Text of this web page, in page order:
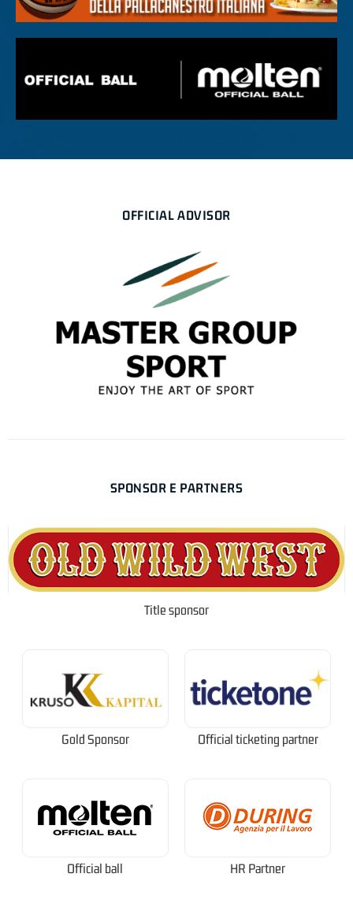
OFFICIAL ADVISOR
SPONSOR E PARTNERS
Title sponsor
Gold Sponsor Official ticketing partner
Official ball HR Partner